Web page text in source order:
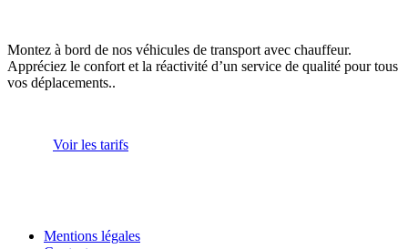
Montez à bord de nos véhicules de transport avec chauffeur.
Appréciez le confort et la réactivité d’un service de qualité pour tous
vos déplacements..
Voir les tarifs
Mentions légales